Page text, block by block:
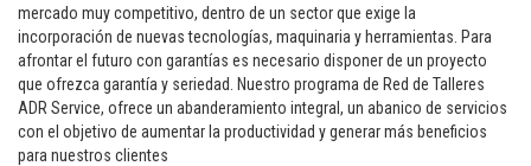
mercado muy competitivo, dentro de un sector que exige la
incorporación de nuevas tecnologías, maquinaria y herramientas. Para
afrontar el futuro con garantías es necesario disponer de un proyecto
que ofrezca garantía y seriedad. Nuestro programa de Red de Talleres
ADR Service, ofrece un abanderamiento integral, un abanico de servicios
con el objetivo de aumentar la productividad y generar más beneficios
para nuestros clientes